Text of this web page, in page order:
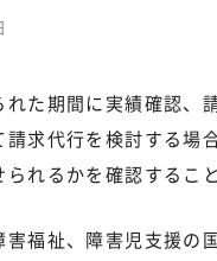
た期間に実績確認、
求代行を検討する場
れるかを確認するこ
福祉、障害児支援の